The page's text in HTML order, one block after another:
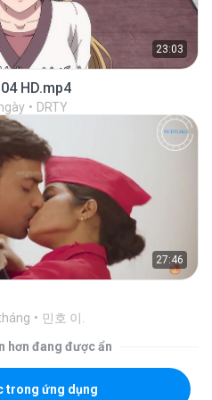
23:03
HD.mp4
DRTY
27:46
민호 이.
hơn đang được ẩn
trong ứng dụng